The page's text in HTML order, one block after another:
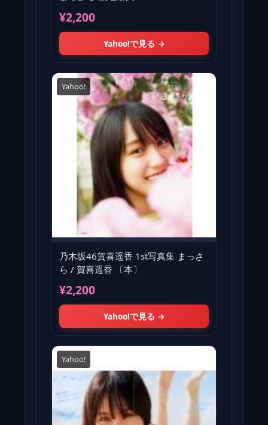
¥2,200
Yahoo!で見る →
Yahoo!
乃木坂46賀喜遥香 1st写真集 まっさ
ら / 賀喜遥香 〔本〕
¥2,200
Yahoo!で見る →
Yahoo!